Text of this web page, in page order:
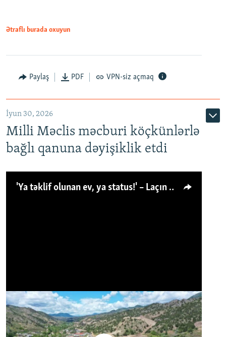
Ətraflı burada oxuyun
Paylaş PDF VPN-siz açmaq
İyun 30, 2026
Milli Məclis məcburi köçkünlərlə
bağlı qanuna dəyişiklik etdi
'Ya təklif olunan ev, ya status!' – Laçın köçkünü: 'Laçından başqa heç hara!'